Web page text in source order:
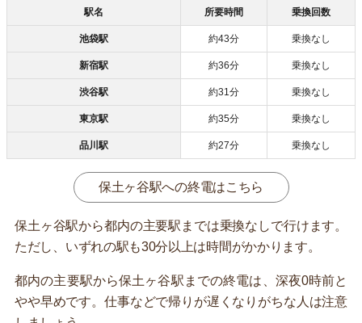
駅名 所要時間 乗換回数
池袋駅 約43分 乗換なし
新宿駅 約36分 乗換なし
渋谷駅 約31分 乗換なし
東京駅 約35分 乗換なし
品川駅 約27分 乗換なし
保土ヶ谷駅への終電はこちら
保土ヶ谷駅から都内の主要駅までは乗換なしで行けます。
ただし、いずれの駅も30分以上は時間がかかります。
都内の主要駅から保土ヶ谷駅までの終電は、深夜0時前と
やや早めです。仕事などで帰りが遅くなりがちな人は注意